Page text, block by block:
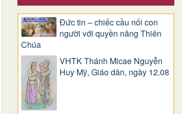
Đức tin – chiếc cầu nối con
người với quyền năng Thiên
Chúa
VHTK Thánh Micae Nguyễn
Huy Mỹ, Giáo dân, ngày 12.08